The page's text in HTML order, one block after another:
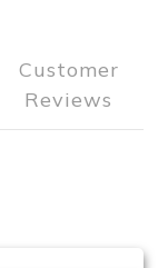
Customer
Reviews